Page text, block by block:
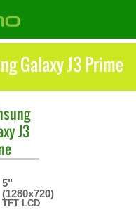
Galaxy J3 Prime
J3
5"
(1280x720)
TFT LCD